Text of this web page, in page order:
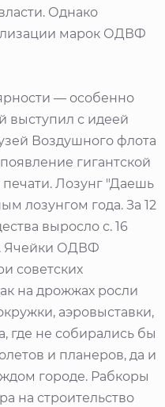
Однако
марок ОДВФ
— особенно
выступил с идеей
Воздушного флота
гигантской
Лозунг "Даешь
лозунгом года. За 12
выросло с. 16
Ячейки ОДВФ
советских
на дрожжах росли
аэровыставки,
где не собирались бы
и планеров, да и
городе. Рабкоры
на строительство